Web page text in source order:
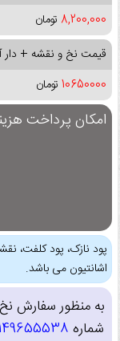
8,200,000 تومان
قیمت نخ و نقشه + دار
10650000 تومان
امکان پرداخت
پود نازک، پود کلفت،
اشانتیون می باشد.
به منظور سفارش
شماره